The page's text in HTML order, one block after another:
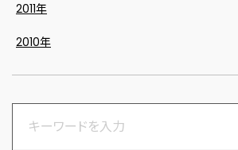
2011年
2010年